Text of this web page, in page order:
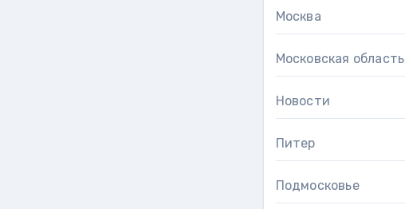
Москва
Московская область
Новости
Питер
Подмосковье